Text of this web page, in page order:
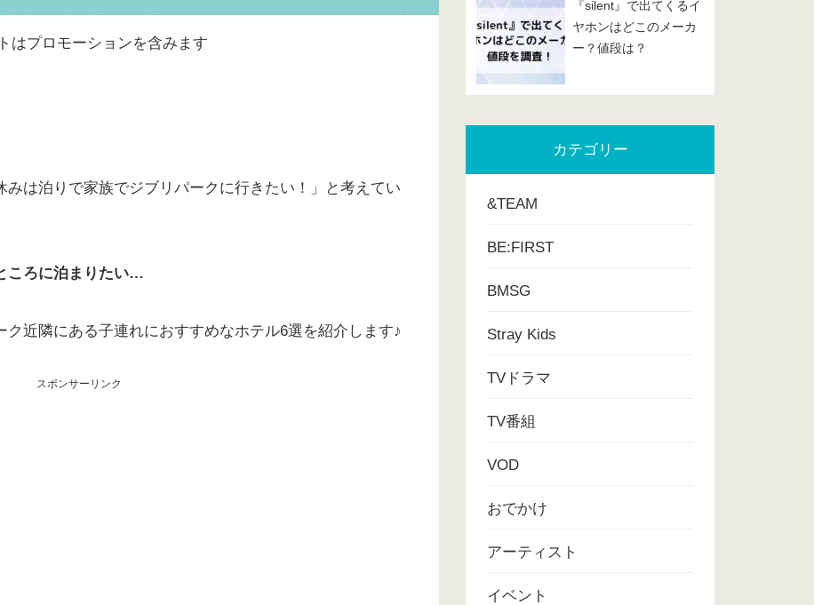
はプロモーションを含みます
は泊りで家族でジブリパークに行きたい！」と考えてい
ころに泊まりたい…
近隣にある子連れにおすすめなホテル6選を紹介します♪
スポンサーリンク
『silent』で出てくるイ
ヤホンはどこのメーカ
ー？値段は？
カテゴリー
&TEAM
BE:FIRST
BMSG
Stray Kids
TVドラマ
TV番組
VOD
おでかけ
アーティスト
イベント